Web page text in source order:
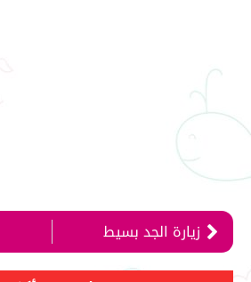
زيارة الجد بسيط